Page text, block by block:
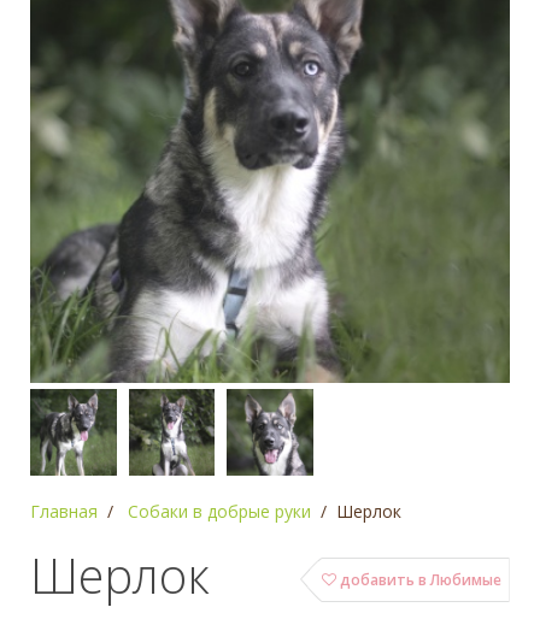
Главная Собаки в добрые руки Шерлок
добавить в Любимые
Шерлок